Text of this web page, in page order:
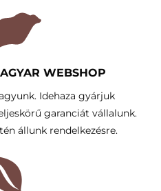
WEBSHOP
Idehaza gyárjuk
garanciát vállalunk.
állunk rendelkezésre.